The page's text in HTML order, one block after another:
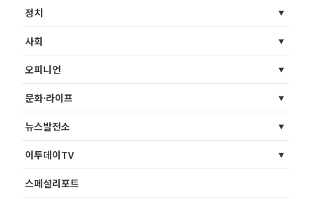
정치
사회
오피니언
문화·라이프
뉴스발전소
이투데이TV
스페셜리포트